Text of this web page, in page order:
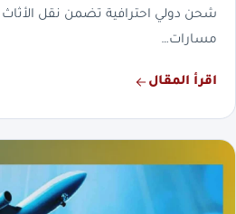
شحن دولي احترافية تضمن نقل
مسارات…
اقرأ المقال